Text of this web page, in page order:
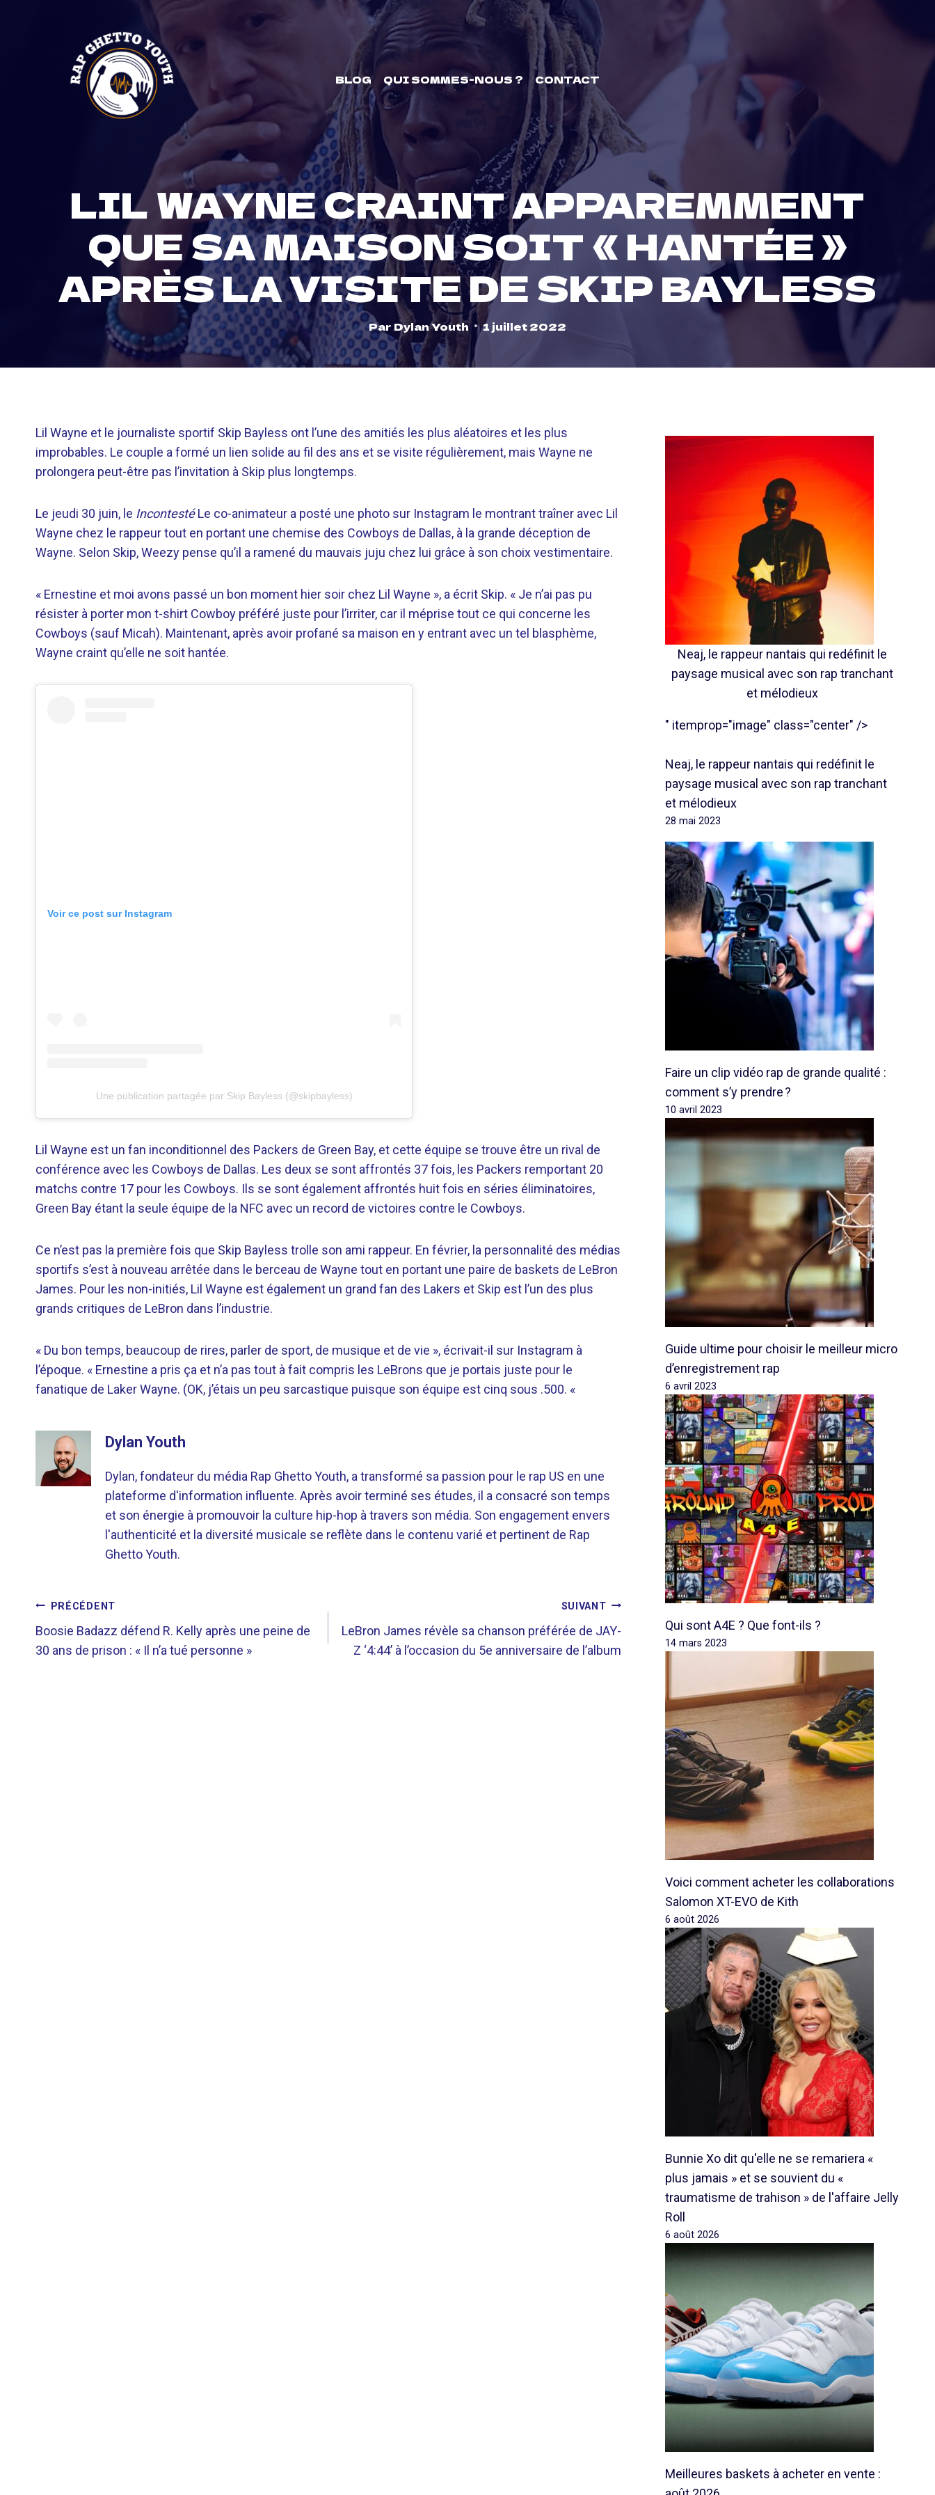
BLOG QUI SOMMES-NOUS ? CONTACT
LIL WAYNE CRAINT APPAREMMENT
QUE SA MAISON SOIT « HANTÉE »
APRÈS LA VISITE DE SKIP BAYLESS
ParDylan Youth 1 juillet 2022
Lil Wayne et le journaliste sportif Skip Bayless ont l’une des amitiés les plus aléatoires et les plus
improbables. Le couple a formé un lien solide au fil des ans et se visite régulièrement, mais Wayne ne
prolongera peut-être pas l’invitation à Skip plus longtemps.
Le jeudi 30 juin, le IncontestéLe co-animateur a posté une photo sur Instagram le montrant traîner avec Lil
Wayne chez le rappeur tout en portant une chemise des Cowboys de Dallas, à la grande déception de
Wayne. Selon Skip, Weezy pense qu’il a ramené du mauvais juju chez lui grâce à son choix vestimentaire.
« Ernestine et moi avons passé un bon moment hier soir chez Lil Wayne », a écrit Skip. « Je n’ai pas pu
résister à porter mon t-shirt Cowboy préféré juste pour l’irriter, car il méprise tout ce qui concerne les
Cowboys (sauf Micah). Maintenant, après avoir profané sa maison en y entrant avec un tel blasphème,
Wayne craint qu’elle ne soit hantée.
Voir ce post sur Instagram
Une publication partagée par Skip Bayless (@skipbayless)
Lil Wayne est un fan inconditionnel des Packers de Green Bay, et cette équipe se trouve être un rival de
conférence avec les Cowboys de Dallas. Les deux se sont affrontés 37 fois, les Packers remportant 20
matchs contre 17 pour les Cowboys. Ils se sont également affrontés huit fois en séries éliminatoires,
Green Bay étant la seule équipe de la NFC avec un record de victoires contre le Cowboys.
Ce n’est pas la première fois que Skip Bayless trolle son ami rappeur. En février, la personnalité des médias
sportifs s’est à nouveau arrêtée dans le berceau de Wayne tout en portant une paire de baskets de LeBron
James. Pour les non-initiés, Lil Wayne est également un grand fan des Lakers et Skip est l’un des plus
grands critiques de LeBron dans l’industrie.
« Du bon temps, beaucoup de rires, parler de sport, de musique et de vie », écrivait-il sur Instagram à
l’époque. « Ernestine a pris ça et n’a pas tout à fait compris les LeBrons que je portais juste pour le
fanatique de Laker Wayne. (OK, j’étais un peu sarcastique puisque son équipe est cinq sous .500. «
Dylan Youth
Dylan, fondateur du média Rap Ghetto Youth, a transformé sa passion pour le rap US en une
plateforme d'information influente. Après avoir terminé ses études, il a consacré son temps
et son énergie à promouvoir la culture hip-hop à travers son média. Son engagement envers
l'authenticité et la diversité musicale se reflète dans le contenu varié et pertinent de Rap
Ghetto Youth.
NAVIGATION
DE
PRÉCÉDENT
Boosie Badazz défend R. Kelly après une peine de
30 ans de prison : « Il n’a tué personne »
SUIVANT
LeBron James révèle sa chanson préférée de JAY-
Z ‘4:44’ à l’occasion du 5e anniversaire de l’album
Neaj, le rappeur nantais qui redéfinit le
paysage musical avec son rap tranchant
et mélodieux
" itemprop="image" class="center" />
Neaj, le rappeur nantais qui redéfinit le
paysage musical avec son rap tranchant
et mélodieux
28 mai 2023
Faire un clip vidéo rap de grande qualité :
comment s’y prendre ?
10 avril 2023
Guide ultime pour choisir le meilleur micro
d’enregistrement rap
6 avril 2023
Qui sont A4E ? Que font-ils ?
14 mars 2023
Voici comment acheter les collaborations
Salomon XT-EVO de Kith
6 août 2026
Bunnie Xo dit qu'elle ne se remariera «
plus jamais » et se souvient du «
traumatisme de trahison » de l'affaire Jelly
Roll
6 août 2026
Meilleures baskets à acheter en vente :